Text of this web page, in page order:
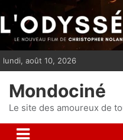
i
p
n
lundi, août 10, 2026
Mondociné
Le site des amoureux de